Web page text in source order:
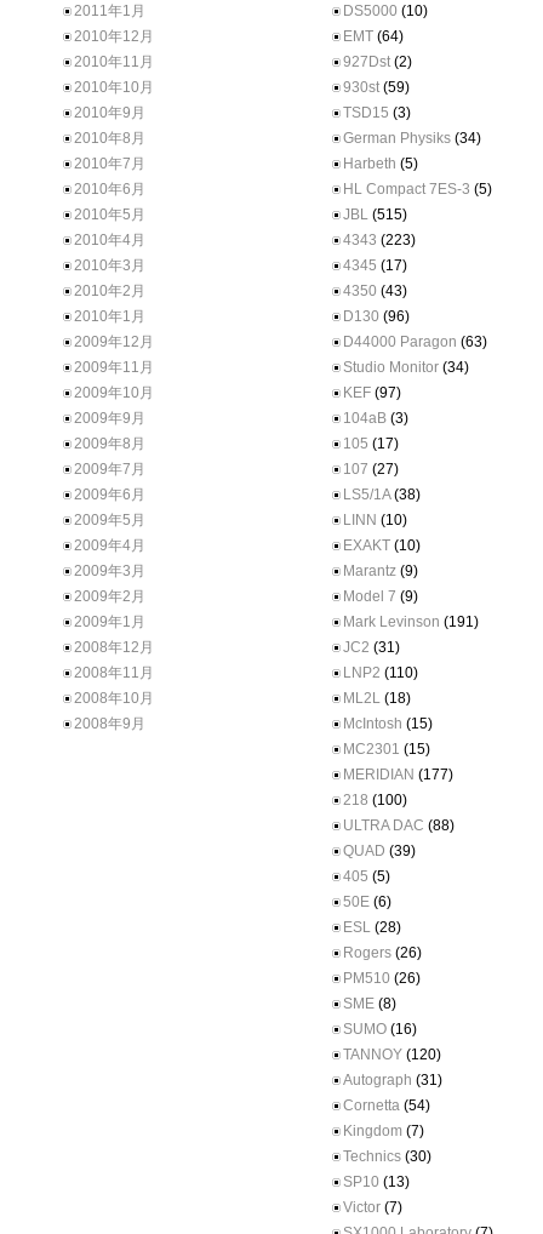
2011年1月
2010年12月
2010年11月
2010年10月
2010年9月
2010年8月
2010年7月
2010年6月
2010年5月
2010年4月
2010年3月
2010年2月
2010年1月
2009年12月
2009年11月
2009年10月
2009年9月
2009年8月
2009年7月
2009年6月
2009年5月
2009年4月
2009年3月
2009年2月
2009年1月
2008年12月
2008年11月
2008年10月
2008年9月
DS5000 (10)
EMT (64)
927Dst (2)
930st (59)
TSD15 (3)
German Physiks (34)
Harbeth (5)
HL Compact 7ES-3 (5)
JBL (515)
4343 (223)
4345 (17)
4350 (43)
D130 (96)
D44000 Paragon (63)
Studio Monitor (34)
KEF (97)
104aB (3)
105 (17)
107 (27)
LS5/1A(38)
LINN (10)
EXAKT (10)
Marantz (9)
Model 7 (9)
Mark Levinson (191)
JC2 (31)
LNP2 (110)
ML2L (18)
McIntosh (15)
MC2301 (15)
MERIDIAN (177)
218 (100)
ULTRA DAC (88)
QUAD (39)
405 (5)
50E (6)
ESL (28)
Rogers (26)
PM510 (26)
SME (8)
SUMO (16)
TANNOY (120)
Autograph (31)
Cornetta (54)
Kingdom (7)
Technics (30)
SP10 (13)
Victor (7)